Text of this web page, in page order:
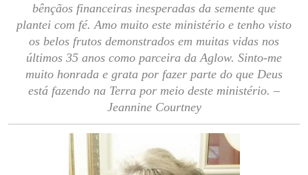
bênçãos financeiras inesperadas da semente que
plantei com fé. Amo muito este ministério e tenho visto
os belos frutos demonstrados em muitas vidas nos
últimos 35 anos como parceira da Aglow. Sinto-me
muito honrada e grata por fazer parte do que Deus
está fazendo na Terra por meio deste ministério. –
Jeannine Courtney